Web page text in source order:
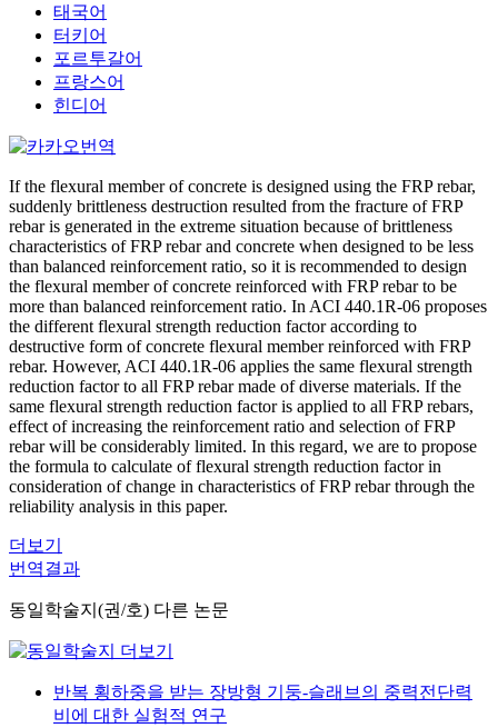
태국어
터키어
포르투갈어
프랑스어
힌디어
If the flexural member of concrete is designed using the FRP rebar,
suddenly brittleness destruction resulted from the fracture of FRP
rebar is generated in the extreme situation because of brittleness
characteristics of FRP rebar and concrete when designed to be less
than balanced reinforcement ratio, so it is recommended to design
the flexural member of concrete reinforced with FRP rebar to be
more than balanced reinforcement ratio. In ACI 440.1R-06 proposes
the different flexural strength reduction factor according to
destructive form of concrete flexural member reinforced with FRP
rebar. However, ACI 440.1R-06 applies the same flexural strength
reduction factor to all FRP rebar made of diverse materials. If the
same flexural strength reduction factor is applied to all FRP rebars,
effect of increasing the reinforcement ratio and selection of FRP
rebar will be considerably limited. In this regard, we are to propose
the formula to calculate of flexural strength reduction factor in
consideration of change in characteristics of FRP rebar through the
reliability analysis in this paper.
더보기
번역결과
동일학술지(권/호) 다른 논문
반복 횡하중을 받는 장방형 기둥-슬래브의 중력전단력
비에 대한 실험적 연구